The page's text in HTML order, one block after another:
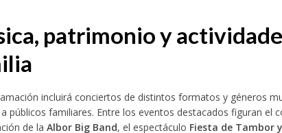
patrimonio y
incluirá conciertos de distintos formatos y géneros
públicos familiares. Entre los eventos destacados figuran el
de laAlbor Big Band, el espectáculo Fiesta de Tambor